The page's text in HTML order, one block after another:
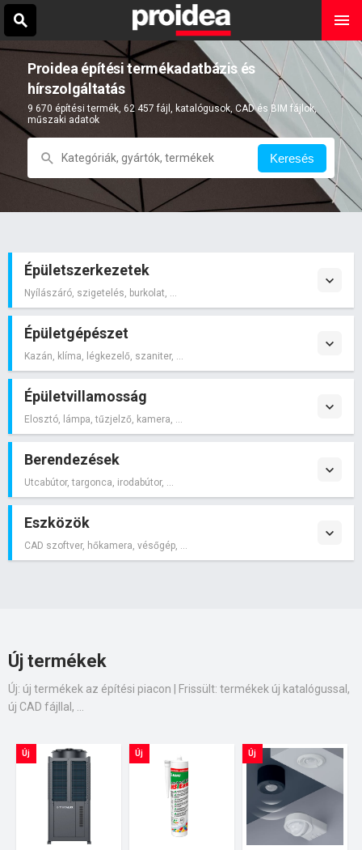
Proidea építési termékadatbázis és
hírszolgáltatás
9 670 építési termék, 62 457 fájl, katalógusok, CAD és BIM fájlok,
műszaki adatok
Keresés
Épületszerkezetek
Nyílászáró, szigetelés, burkolat, ...
Épületgépészet
Kazán, klíma, légkezelő, szaniter, ...
Épületvillamosság
Elosztó, lámpa, tűzjelző, kamera, ...
Berendezések
Utcabútor, targonca, irodabútor, ...
Eszközök
CAD szoftver, hőkamera, vésőgép, ...
Új termékek
Új: új termékek az építési piacon | Frissült: termékek új katalógussal,
új CAD fájllal, ...
Új Új Új